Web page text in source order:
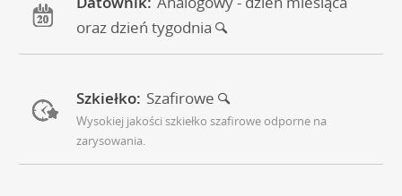
oraz dzień tygodnia
Szkiełko: Szafirowe
Wysokiej jakości szkiełko szafirowe odporne na
zarysowania.